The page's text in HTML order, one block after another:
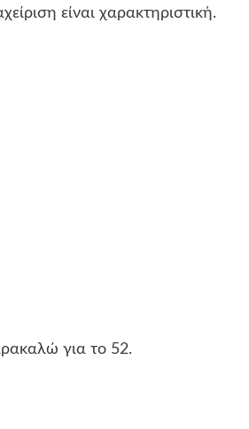
είναι χαρακτηριστική.
για το 52.